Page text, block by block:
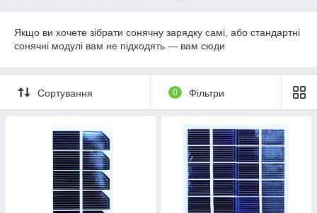
Якщо ви хочете зібрати сонячну зарядку самі, або стандартні
сонячні модулі вам не підходять ― вам сюди
Сортування 0 Фільтри